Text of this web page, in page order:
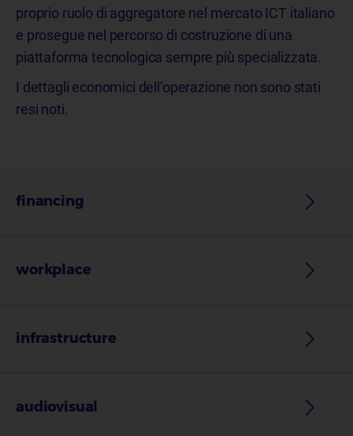
proprio ruolo di aggregatore nel mercato ICT italiano
e prosegue nel percorso di costruzione di una
piattaforma tecnologica sempre più specializzata.
I dettagli economici dell’operazione non sono stati
resi noti.
financing
workplace
infrastructure
audiovisual